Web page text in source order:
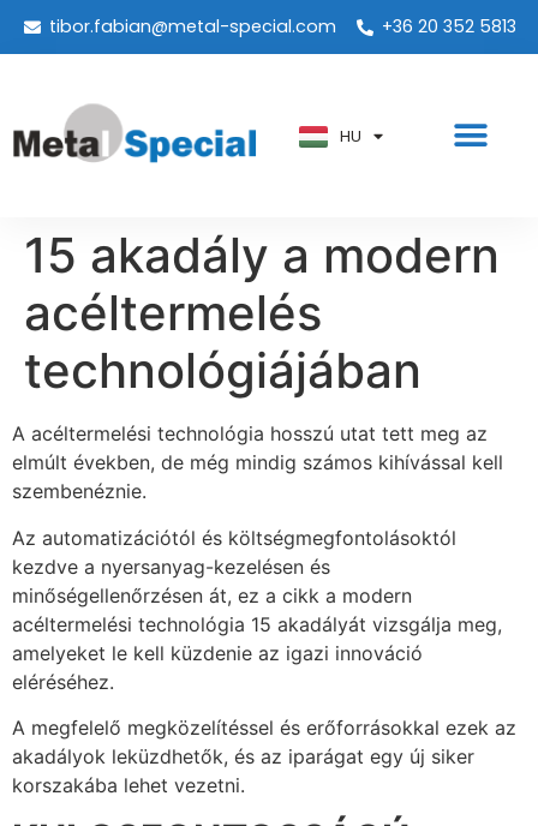
tibor.fabian@metal-special.com +36 20 352 5813
HU
PT
AR
15 akadály a modern
acéltermelés
technológiájában
A acéltermelési technológia hosszú utat tett meg az
elmúlt években, de még mindig számos kihívással kell
szembenéznie.
Az automatizációtól és költségmegfontolásoktól
kezdve a nyersanyag-kezelésen és
minőségellenőrzésen át, ez a cikk a modern
acéltermelési technológia 15 akadályát vizsgálja meg,
amelyeket le kell küzdenie az igazi innováció
eléréséhez.
A megfelelő megközelítéssel és erőforrásokkal ezek az
akadályok leküzdhetők, és az iparágat egy új siker
korszakába lehet vezetni.